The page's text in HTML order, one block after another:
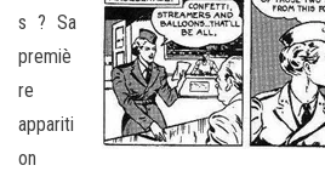
s ? Sa
premiè
re
appariti
on